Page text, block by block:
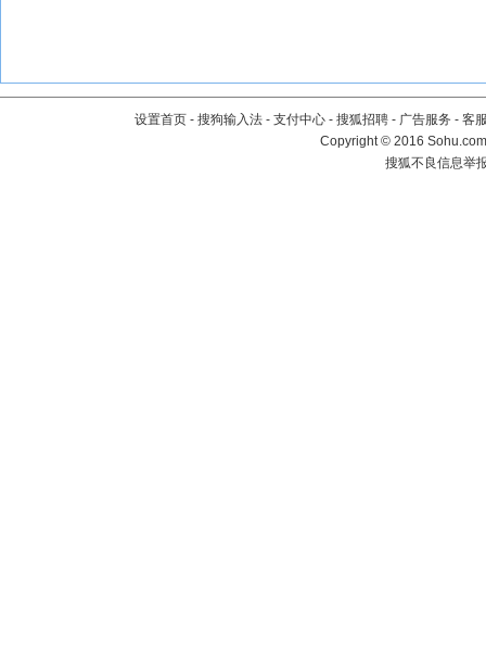
设置首页 - 搜狗输入法 - 支付中心 - 搜狐招聘 - 广告服务 - 客
Copyright©2016
搜狐不良信息举